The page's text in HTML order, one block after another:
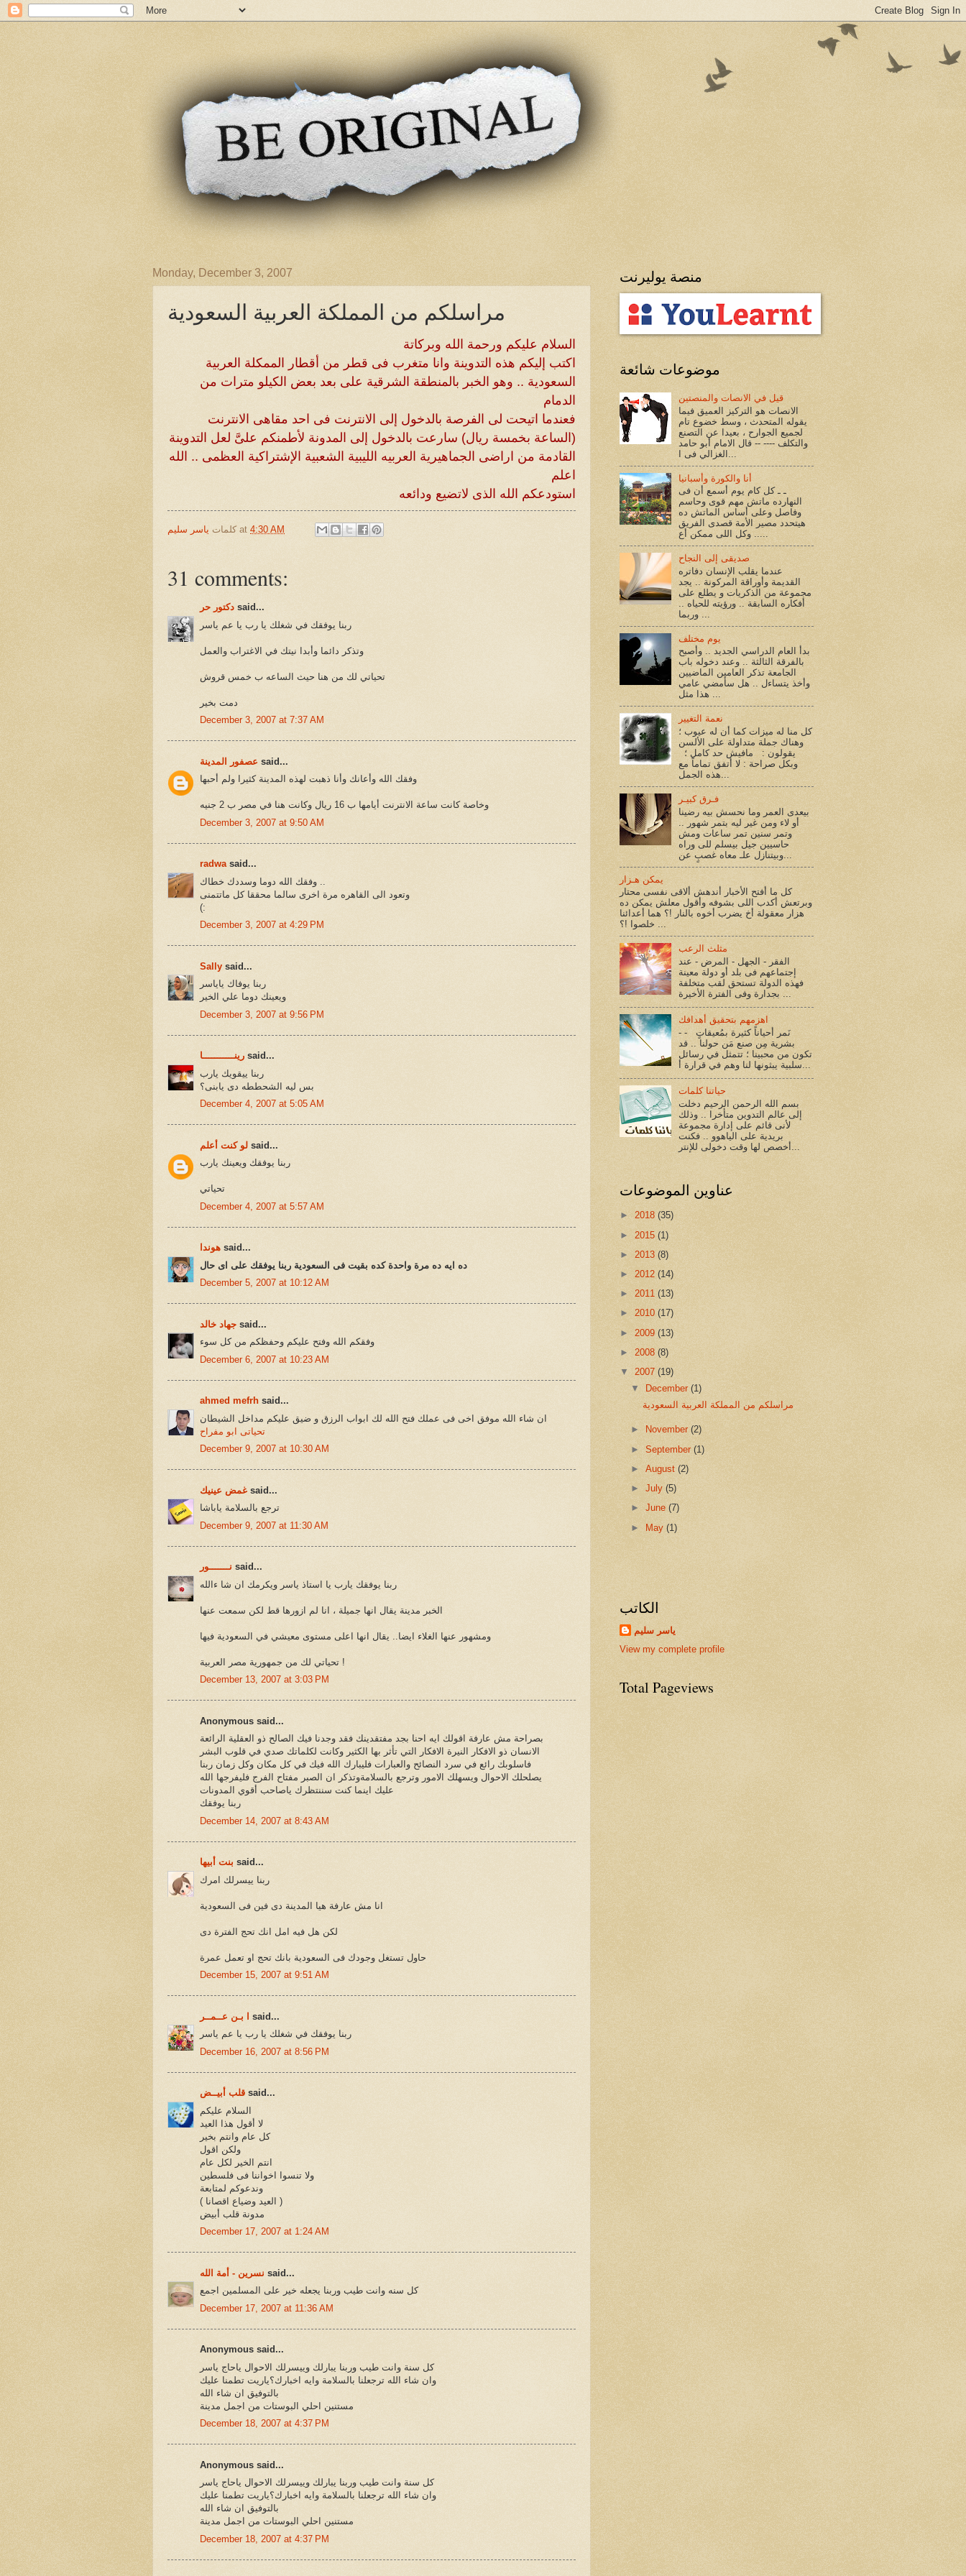
Monday, December 3, 2007
مراسلكم من المملكة العربية السعودية
السلام عليكم ورحمة الله وبركاتة
اكتب إليكم هذه التدوينة وانا متغرب فى قطر من أقطار الممكلة العربية
السعودية .. وهو الخبر بالمنطقة الشرقية على بعد بعض الكيلو مترات من
الدمام
فعندما اتيحت لى الفرصة بالدخول إلى الانترنت فى احد مقاهى الانترنت
(الساعة بخمسة ريال) سارعت بالدخول إلى المدونة لأطمنكم علىَّ لعل التدوينة
القادمة من اراضى الجماهيرية العربيه الليبية الشعبية الإشتراكية العظمى .. الله
اعلم
استودعكم الله الذى لاتضيع ودائعه
كلمات ياسر سليم at 4:30 AM
31 comments:
دكتور حر said...
ربنا يوفقك في شغلك يا رب يا عم ياسر
وتذكر دائما وأبدا نيتك في الاغتراب والعمل
تحياتي لك من هنا حيث الساعه ب خمس قروش
دمت بخير
December 3, 2007 at 7:37 AM
عصفور المدينة said...
وفقك الله وأعانك وأنا ذهبت لهذه المدينة كثيرا ولم أحبها
وخاصة كانت ساعة الانترنت أيامها ب 16 ريال وكانت هنا في مصر ب 2 جنيه
December 3, 2007 at 9:50 AM
radwasaid...
وتعود الى القاهره مرة اخرى سالما محققا كل ماتتمنى
(:
December 3, 2007 at 4:29 PM
Sally said...
ربنا يوفاك ياياسر
ويعينك دوما علي الخير
December 3, 2007 at 9:56 PM
رينـــــــــــا said...
ربنا ييقويك يارب
بس ليه الشحططه دى يابنى؟
December 4, 2007 at 5:05 AM
لو كنت أعلم said...
ربنا يوفقك ويعينك يارب
تحياتي
December 4, 2007 at 5:57 AM
هوندا said...
ده ايه ده مرة واحدة كده بقيت فى السعودية ربنا يوفقك على اى حال
December 5, 2007 at 10:12 AM
جهاد خالد said...
وفقكم الله وفتح عليكم وحفظكم من كل سوء
December 6, 2007 at 10:23 AM
ahmed mefrh said...
ان شاء الله موفق اخى فى عملك فتح الله لك ابواب الرزق و ضيق عليكم مداخل الشيطان
تحياتى ابو مفراح
December 9, 2007 at 10:30 AM
غمض عينيك said...
ترجع بالسلامة ياباشا
December 9, 2007 at 11:30 AM
نـــــــور said...
ربنا يوفقك يارب يا استاذ ياسر ويكرمك ان شا ءالله
الخبر مدينة يقال انها جميلة ، انا لم ازورها قط لكن سمعت عنها
ومشهور عنها الغلاء ايضا.. يقال انها اعلى مستوى معيشي في السعودية فيها
تحياتي لك من جمهورية مصر العربية !
December 13, 2007 at 3:03 PM
Anonymous said...
بصراحة مش عارفة اقولك ايه احنا بجد مفتقدينك فقد وجدنا فيك الصالح ذو العقلية الرائعة
الانسان ذو الافكار النيرة الافكار التي تأثر بها الكثير وكانت لكلماتك صدي في قلوب البشر
فاسلوبك رائع في سرد النصائح والعبارات فليبارك الله فيك في كل مكان وكل زمان ربنا
يصلحلك الاحوال ويسهلك الامور وترجع بالسلامةوتذكر ان الصبر مفتاح الفرج فليفرجها الله
عليك اينما كنت سننتظرك ياصاحب أقوي المدونات
ربنا يوفقك
December 14, 2007 at 8:43 AM
بنت أبيها said...
ربنا ييسرلك امرك
انا مش عارفة هيا المدينة دى فين فى السعودية
لكن هل فيه امل انك تحج الفترة دى
حاول تستغل وجودك فى السعودية بانك تحج او تعمل عمرة
December 15, 2007 at 9:51 AM
ا بـن عــمــر said...
ربنا يوفقك في شغلك يا رب يا عم ياسر
December 16, 2007 at 8:56 PM
قلب أبيــض said...
السلام عليكم
لا أقول هذا العيد
كل عام وانتم بخير
ولكن اقول
انتم الخير لكل عام
ولا تنسوا اخواننا فى فلسطين
وندعوكم لمتابعة
( العيد وضياع اقصانا )
مدونة قلب أبيض
December 17, 2007 at 1:24 AM
نسرين - أمة الله said...
كل سنه وانت طيب وربنا يجعله خير على المسلمين اجمع
December 17, 2007 at 11:36 AM
Anonymous said...
كل سنة وانت طيب وربنا يبارلك وييسرلك الاحوال ياحاج ياسر
وان شاء الله ترجعلنا بالسلامة وايه اخبارك؟ياريت تطمنا عليك
بالتوفيق ان شاء الله
مستنين احلي البوستات من اجمل مدينة
December 18, 2007 at 4:37 PM
Anonymous said...
كل سنة وانت طيب وربنا يبارلك وييسرلك الاحوال ياحاج ياسر
وان شاء الله ترجعلنا بالسلامة وايه اخبارك؟ياريت تطمنا عليك
بالتوفيق ان شاء الله
مستنين احلي البوستات من اجمل مدينة
December 18, 2007 at 4:37 PM
منصة يوليرنت
موضوعات شائعة
قيل في الانصات والمنصتين
الانصات هو التركيز العميق فيما
يقوله المتحدث ، وسط خضوع تام
لجميع الجوارح ، بعيدا عن التصنع
والتكلف ---- -- قال الامام أبو حامد
أنا والكورة وأسبانيا
ـ ـ كل كام يوم أسمع أن فى
النهارده ماتش مهم قوى وحاسم
وفاصل وعلى أساس الماتش ده
هيتحدد مصير الأمة قصدى الفريق
.. وكل اللى ممكن أع...
صديقى إلى النجاح
عندما يقلب الإنسان دفاتره
القديمة وأوراقة المركونة .. يجد
مجموعة من الذكريات و يطلع على
أفكاره السابقة .. ورؤيته للحياه ..
يوم مختلف
بدأ العام الدراسي الجديد .. وأصبح
بالفرقة الثالثة .. وعند دخوله باب
الجامعة تذكر العامين الماضيين
وأخذ يتساءل .. هل سأمضي عامي
هذا مثل ...
نعمة التغيير
كل منا له ميزات كما أن له عيوب ؛
وهناك جملة متداولة على الألسن
يقولون : مافيش حد كامل ؛
وبكل صراحة : لا أتفق تماماً مع
فـرق كبيـر
بيعدى العمر وما نحسش بيه رضينا
أو لاء ومن غير ليه بتمر شهور ..
وتمر سنين تمر ساعات ومش
حاسيين جيل بيسلم للى وراه
يمكن هـزار
كل ما أفتح الأخبار أندهش ألاقى نفسى محتار
وبرتعش أكدب اللى بشوفه وأقول معلش يمكن ده
هزار معقولة أخ يضرب أخوه بالنار !؟ هما أعدائنا
خلصوا !؟ ...
مثلث الرعب
الفقر - الجهل - المرض - عند
إجتماعهم فى بلد أو دولة معينة
فهذه الدولة تستحق لقب متخلفة
اهزمهم بتحقيق أهدافك
- - نَمر أحياناً كثيرة بمُعيقاتٍ
بشرية مِن صنع مَن حولنا .. قد
تكون من محبينا ؛ تتمثل في رسائل
حياتنا كلمات
بسم الله الرحمن الرحيم دخلت
إلى عالم التدوين متأخرا .. وذلك
لأنى قائم على إدارة مجموعة
بريدية على الياهوو .. فكنت
عناوين الموضوعات
► 2018 (35)
► 2015 (1)
► 2013 (8)
► 2012 (14)
► 2011 (13)
► 2010 (17)
► 2009 (13)
► 2008 (8)
▼ 2007 (19)
▼
December(1)
مراسلكم من المملكة العربية السعودية
► November(2)
►September(1)
►August(2)
►July(5)
►June(7)
► May(1)
الكاتب
ياسر سليم
View my complete profile
Total Pageviews